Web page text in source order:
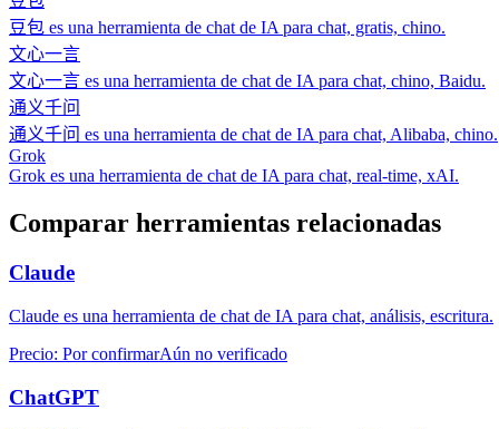
豆包 es una herramienta de chat de IA para chat, gratis, chino.
文心一言
文心一言 es una herramienta de chat de IA para chat, chino, Baidu.
通义千问
通义千问 es una herramienta de chat de IA para chat, Alibaba, chino.
Grok
Grok es una herramienta de chat de IA para chat, real‑time, xAI.
Comparar herramientas relacionadas
Claude
Claude es una herramienta de chat de IA para chat, análisis, escritura.
Precio: Por confirmarAún no verificado
ChatGPT